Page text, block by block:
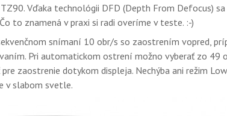
Vďaka technológii DFD (Depth From Defocus)
to znamená v praxi si radi overíme v teste. :-)
snímaní 10 obr/s so zaostrením vopred,
Pri automatickom ostrení možno vyberať zo 49
zaostrenie dotykom displeja. Nechýba ani režim
v slabom svetle.